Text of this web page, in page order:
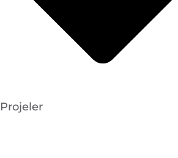
Projeler